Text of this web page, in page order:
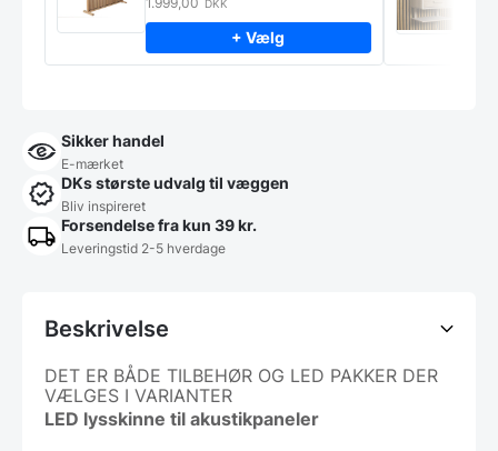
DKK
+ Vælg
Sikker handel
E-mærket
DKs største udvalg til væggen
Bliv inspireret
Forsendelse fra kun 39 kr.
Leveringstid 2-5 hverdage
Beskrivelse
DET ER BÅDE TILBEHØR OG LED PAKKER DER
VÆLGES I VARIANTER
LED lysskinne til akustikpaneler